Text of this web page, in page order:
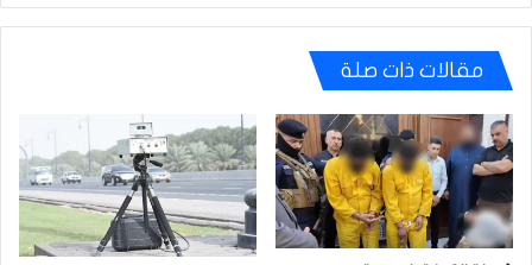
مقالات ذات صلة